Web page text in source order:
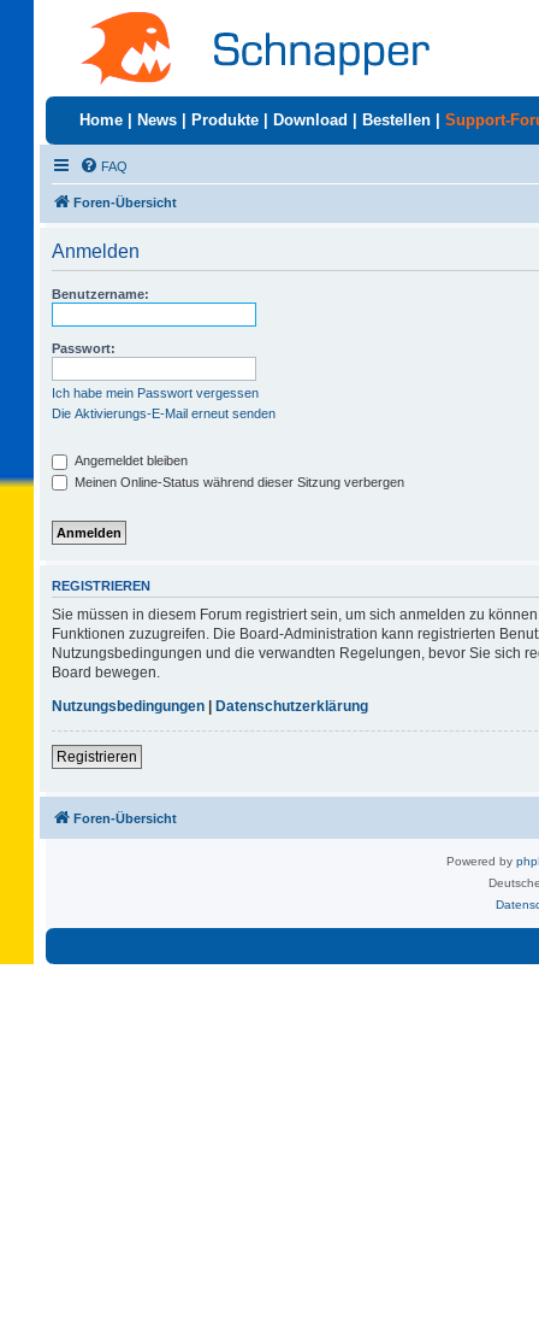
Home News Produkte Download Bestellen Support-
FAQ
Foren-Übersicht
Anmelden
Benutzername:
Passwort:
Ich habe mein Passwort vergessen
Die Aktivierungs-E-Mail erneut senden
Angemeldet bleiben
Meinen Online-Status während dieser Sitzung verbergen
REGISTRIEREN
Sie müssen in diesem Forum registriert sein, um sich anmelden zu
Funktionen zuzugreifen. Die Board-Administration kann registrierten
Nutzungsbedingungen und die verwandten Regelungen, bevor Sie sich
Board bewegen.
Nutzungsbedingungen | Datenschutzerklärung
Registrieren
Foren-Übersicht
Powered by